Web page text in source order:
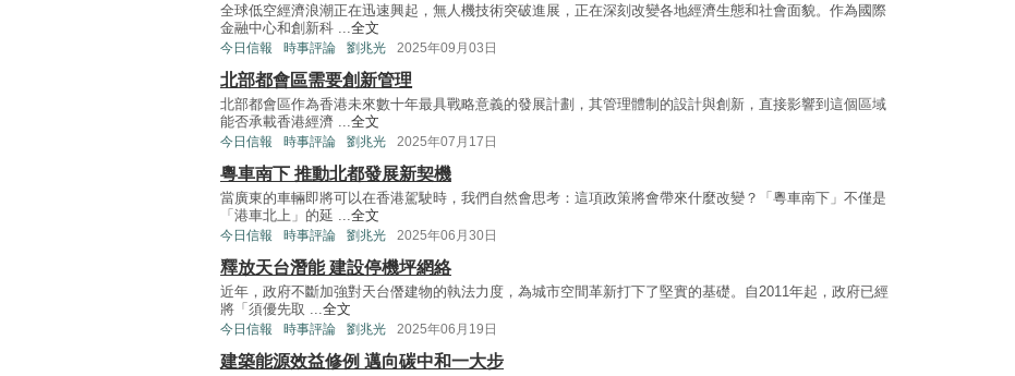
全球低空經濟浪潮正在迅速興起，無人機技術突破進展，正在深刻改變各地經濟生態和社會面貌。作為國際
金融中心和創新科 ...全文
今日信報 時事評論 劉兆光 2025年09月03日
北部都會區需要創新管理
北部都會區作為香港未來數十年最具戰略意義的發展計劃，其管理體制的設計與創新，直接影響到這個區域
能否承載香港經濟 ...全文
今日信報 時事評論 劉兆光 2025年07月17日
粵車南下 推動北都發展新契機
當廣東的車輛即將可以在香港駕駛時，我們自然會思考：這項政策將會帶來什麼改變？「粵車南下」不僅是
「港車北上」的延 ...全文
今日信報 時事評論 劉兆光 2025年06月30日
釋放天台潛能 建設停機坪網絡
近年，政府不斷加強對天台僭建物的執法力度，為城市空間革新打下了堅實的基礎。自2011年起，政府已經
將「須優先取 ...全文
今日信報 時事評論 劉兆光 2025年06月19日
建築能源效益修例 邁向碳中和一大步